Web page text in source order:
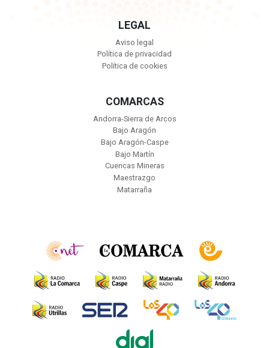
LEGAL
Aviso legal
Política de privacidad
Política de cookies
COMARCAS
Andorra-Sierra de Arcos
Bajo Aragón
Bajo Aragón-Caspe
Bajo Martín
Cuencas Mineras
Maestrazgo
Matarraña